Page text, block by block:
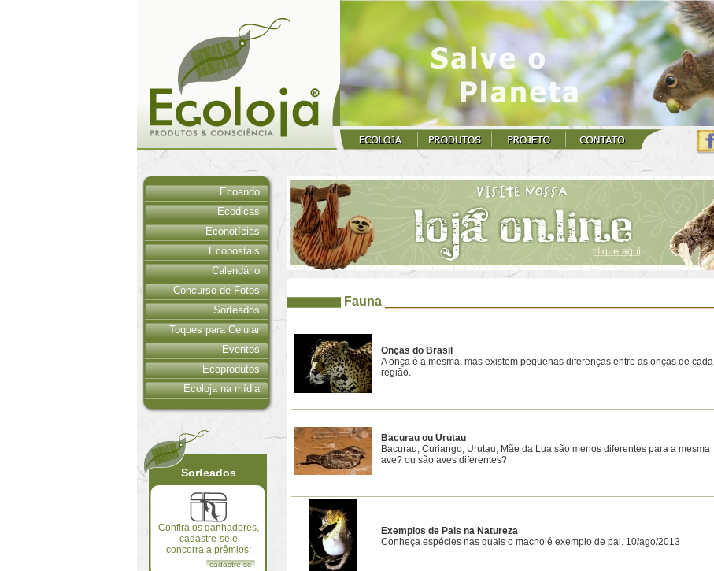
Ecoando
Ecodicas
Econotícias
Ecopostais
Calendário
Concurso de Fotos
Sorteados
Toques para Celular
Eventos
Ecoprodutos
Ecoloja na mídia
Sorteados
Confira os ganhadores,
cadastre-se e
concorra a prêmios!
cadastre-se
Fauna
Onças do Brasil
A onça é a mesma, mas existem pequenas diferenças entre as onças de cada
região.
Bacurau ou Urutau
Bacurau, Curiango, Urutau, Mãe da Lua são menos diferentes para a mesma
ave? ou são aves diferentes?
Exemplos de Pais na Natureza
Conheça espécies nas quais o macho é exemplo de pai. 10/ago/2013